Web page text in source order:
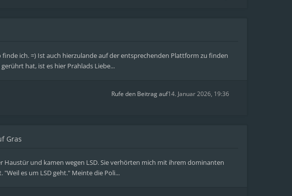
ich. =) Ist auch hierzulande auf der entsprechenden Plattform zu finden
hat, ist es hier Prahlads Liebe...
14. Januar 2026, 19:36
Rufe den Beitrag auf
Gras
Haustür und kamen wegen LSD. Sie verhörten mich mit ihrem dominanten
es um LSD geht." Meinte die Poli...